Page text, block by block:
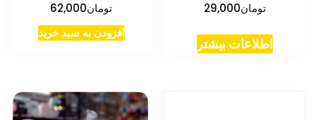
تومان29,000
اطلاعات بیشتر
تومان62,000
افزودن به سبد خرید